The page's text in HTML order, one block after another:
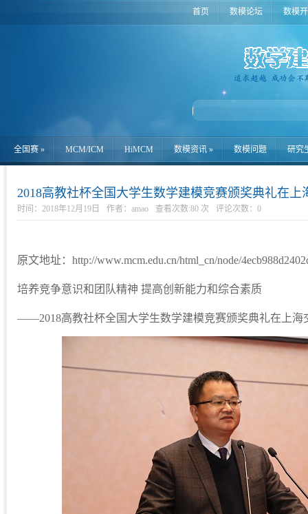
首页 数模论坛 数模
全国赛 » MCM/ICM HiMCM 数模资讯 » 数模问题 研究
2018高教社杯全国大学生数学建模竞赛颁奖典礼在上
时间：2018年12月19日 作者：amao 查看次数:80 次 评论次数： 0
原文地址：http://www.mcm.edu.cn/html_cn/node/
培养竞争意识和团队精神 提高创新能力和综合素质
——2018高教社杯全国大学生数学建模竞赛颁奖典礼在上海